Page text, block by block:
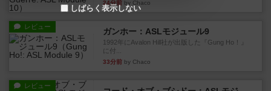
24分前 by Chaco
レビュー ガンホー：ASLモジュール9
1992年にAvalon Hill社が出版した『Gung Ho！』
に付...
33分前 by Chaco
レビュー
しばらく表示しない